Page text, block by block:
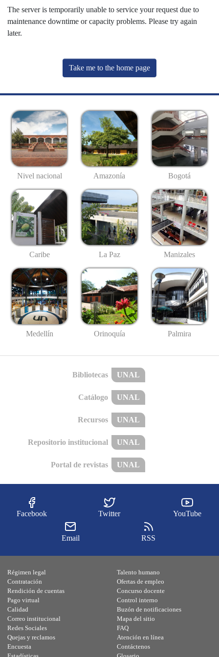
The server is temporarily unable to service your request due to
maintenance downtime or capacity problems. Please try again
later.
Take me to the home page
Nivel nacional Amazonía Bogotá
Caribe La Paz Manizales
Medellín Orinoquía Palmira
Bibliotecas UNAL
Catálogo UNAL
Recursos UNAL
Repositorio institucional UNAL
Portal de revistas UNAL
Facebook Twitter YouTube
Email RSS
Régimen legal
Contratación
Rendición de cuentas
Pago virtual
Calidad
Talento humano
Ofertas de empleo
Concurso docente
Control interno
Buzón de notificaciones
Correo institucional
Redes Sociales
Quejas y reclamos
Encuesta
Mapa del sitio
FAQ
Atención en línea
Contáctenos